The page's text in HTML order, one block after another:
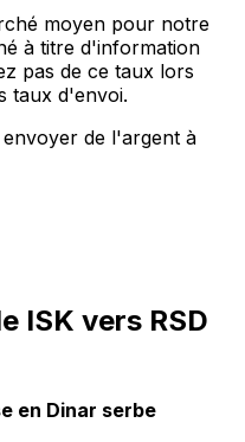
moyen pour notre
à titre d'information
pas de ce taux lors
taux d'envoi.
de l'argent à
ISK vers RSD
en Dinar serbe